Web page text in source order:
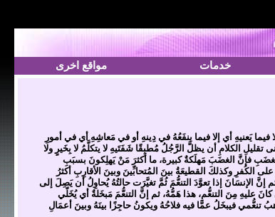
مواقع اخرى خدمات
يَعنيهِ أي إلا فيما ينفَعُهُ في دِينهِ أو في مَعاشِهِ أي في أمورِ
الكلامِ أن يظلَّ الرَّجُلُ مُطبِقًا شَفَتَيهِ لا يتكلَّمُ لا بِخَيرٍ ولا
الغضَبِ فإنَّ الغضَبَ مَهلَكةٌ كبيرة، ما أكثرَ مَنْ يَهلِكونَ بسبَبِ
وكذلكَ القطيعَةُ بينَ المُتحابِّينَ وبينَ الأقارِبِ أكثرُ
إنَّ الإنسَانَ إذا تعوَّدَ التنعُّمَ ثُمَّ تغيَّرَت حالتُهُ يُحاوِلُ أن يَصِلَ إلى
عليهِ مِنَ التنعُّمِ، هذا هَمُّهُ، ثم إنَّ التنعُّمَ مَبخَلةٌ أي يُخَلّي
تنعُّمي فيبخَلُ عمَّا فيه فلاحُهُ ويكونُ حاجِزًا بينَهُ وبينَ أعمَالِ